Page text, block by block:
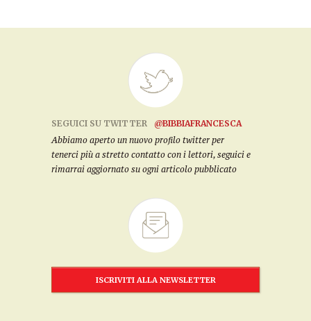
SEGUICI SU TWITTER
@BIBBIAFRANCESCA
Abbiamo aperto un nuovo profilo twitter per
tenerci più a stretto contatto con i lettori, seguici e
rimarrai aggiornato su ogni articolo pubblicato
ISCRIVITI ALLA NEWSLETTER